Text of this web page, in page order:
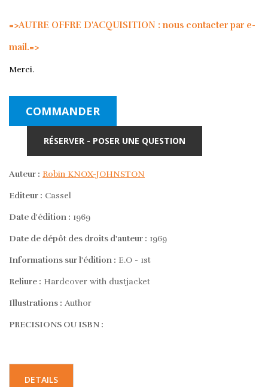
=>AUTRE OFFRE D'ACQUISITION : nous contacter par e-
mail.=>
Merci.
COMMANDER
RÉSERVER - POSER UNE QUESTION
Auteur : Robin KNOX-JOHNSTON
Editeur : Cassel
Date d'édition : 1969
Date de dépôt des droits d'auteur : 1969
Informations sur l'édition : E.O - 1st
Reliure : Hardcover with dustjacket
Illustrations : Author
PRECISIONS OU ISBN :
DETAILS